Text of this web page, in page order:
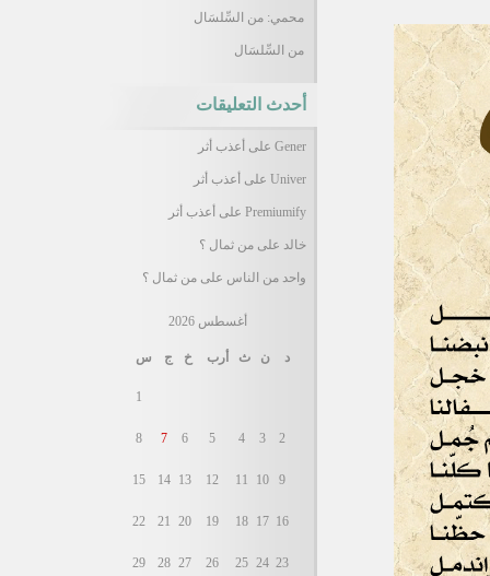
محمي: من السِّلسَال
من السِّلسَال
أحدث التعليقات
Gener على أعذب أثر
Univer على أعذب أثر
Premiumify على أعذب أثر
خالد على من ثمال ؟
واحد من الناس على من ثمال ؟
أغسطس 2026
د ن ث أرب خ ج س
1
2
3
4
5
6
7
8
9
10
11
12
13
14
15
16
17
18
19
20
21
22
23
24
25
26
27
28
29